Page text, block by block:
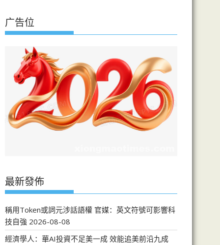
广告位
最新發佈
稱用Token或詞元涉話語權 官媒：英文符號可影響科
技自強 2026-08-08
經濟學人：華AI投資不足美一成 效能追美前沿九成